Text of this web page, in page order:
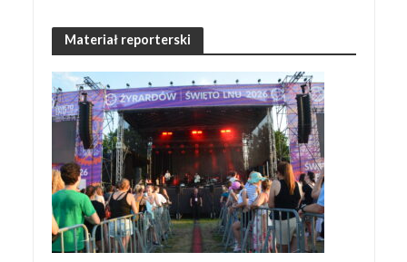
Materiał reporterski